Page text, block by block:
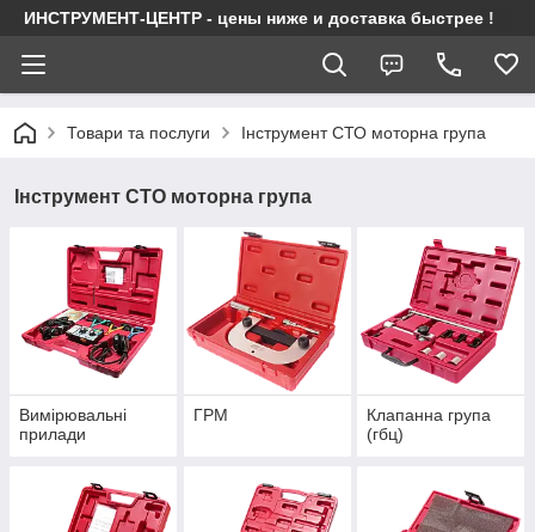
ИНСТРУМЕНТ-ЦЕНТР - цены ниже и доставка быстрее !
Товари та послуги Інструмент СТО моторна група
Інструмент СТО моторна група
Вимірювальні
прилади
ГРМ
Клапанна група
(гбц)